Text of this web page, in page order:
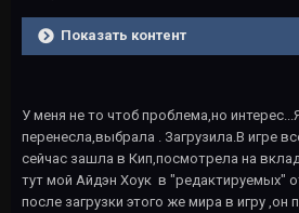
Показать контент
У меня не то чтоб проблема,но
перенесла,выбрала . Загрузила.В игре
сейчас зашла в Кип,посмотрела на
тут мой Айдэн Хоук в "редактируемых"
после загрузки этого же мира в игру ,он